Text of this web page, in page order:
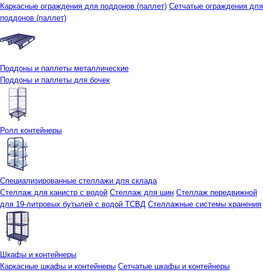
Каркасные ограждения для поддонов (паллет) Сетчатые ограждения для
поддонов (паллет)
Поддоны и паллеты металлические
Поддоны и паллеты для бочек
Ролл контейнеры
Специализированные стеллажи для склада
Стеллаж для канистр с водой Стеллаж для шин Стеллаж передвижной
для 19-литровых бутылей с водой ТСВД Стеллажные системы хранения
Шкафы и контейнеры
Каркасные шкафы и контейнеры Сетчатые шкафы и контейнеры